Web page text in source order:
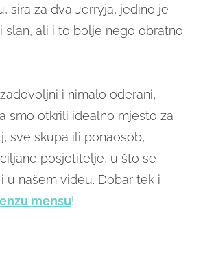
sira za dva Jerryja, jedino je
slan, ali i to bolje nego obratno.
i nimalo oderani,
smo otkrili idealno mjesto za
sve skupa ili ponaosob,
posjetitelje, u što se
u našem videu. Dobar tek i
mensu!